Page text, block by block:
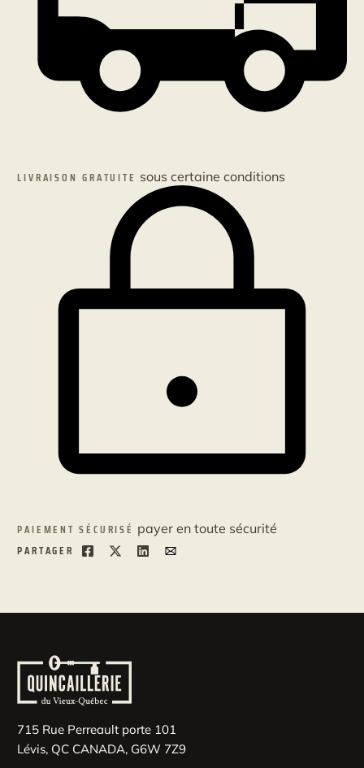
LIVRAISON GRATUITE sous certaine conditions
PAIEMENT SÉCURISÉ payer en toute sécurité
PARTAGER
715 Rue Perreault porte 101
Lévis, QC CANADA, G6W 7Z9